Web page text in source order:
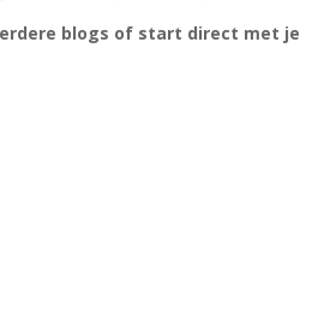
blogs of start direct met je